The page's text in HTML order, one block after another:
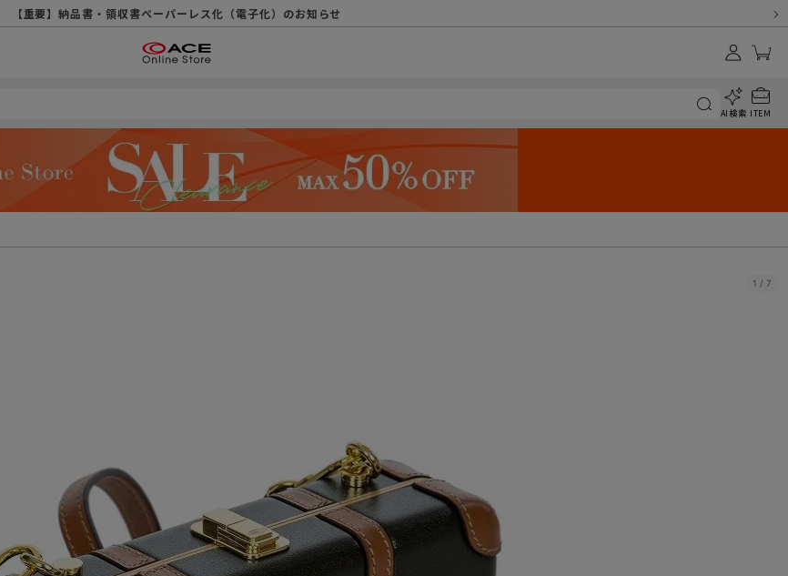
【重要】令和８年熊本地震に伴う配送への影響について
【重要】納品書・領収書ペーパーレス化（電子化）のお知らせ
【重要】天候不良や交通状況・物量増等に伴う配送への影響について
【重要】悪質な詐欺サイトにご注意ください
【重要】各種メールが届かない場合に関しまして
【重要】お問い合わせのご対応に関しまして
【重要】SNSのなりすまし詐欺にご注意ください
AI検索 ITEM
1 / 7